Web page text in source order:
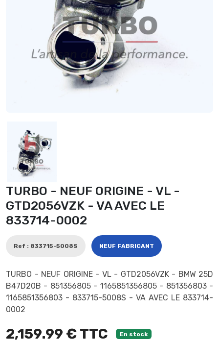
TURBO - NEUF ORIGINE - VL -
GTD2056VZK - VA AVEC LE
833714-0002
Ref : 833715-5008S NEUF FABRICANT
TURBO - NEUF ORIGINE - VL - GTD2056VZK - BMW 25D
B47D20B - 851356805 - 1165851356805 - 851356803 -
1165851356803 - 833715-5008S - VA AVEC LE 833714-
0002
2,159.99 € TTC En stock